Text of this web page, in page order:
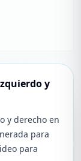
y
y derecho en
para
para